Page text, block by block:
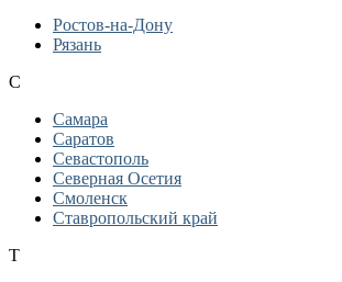
Ростов-на-Дону
Рязань
С
Самара
Саратов
Севастополь
Северная Осетия
Смоленск
Ставропольский край
Т